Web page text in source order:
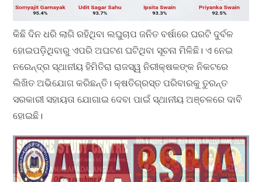
କିଛି ଦିନ ଧରି ଲାଗି ରହିଥିବା ଲଘୁଚାପ ଜନିତ ବର୍ଷାରେ ଘରଟି ଦୁର୍ବଳ
ହୋଇପଡ଼ିଥିବାରୁ ଏପରି ଅଘଟଣ ଘଟିଥିବା ସୂଚନା ମିଳିଛି। ଏ ନେଇ
ନରେନ୍ଦ୍ର ସ୍ଥାନୀୟ ହିମିତିରା ରାଜସ୍ୱ ନିରୀକ୍ଷକଙ୍କ ନିକଟରେ
ଲିଖିତ ଅଭିଯୋଗ କରିଛନ୍ତି। କ୍ଷତିଗ୍ରସ୍ତ ପରିବାରକୁ ତୁରନ୍ତ
ସରକାରୀ ସହାୟତା ଯୋଗାଇ ଦେବା ପାଇଁ ସ୍ଥାନୀୟ ଅଞ୍ଚଳରେ ଦାବି
ହୋଇଛି।